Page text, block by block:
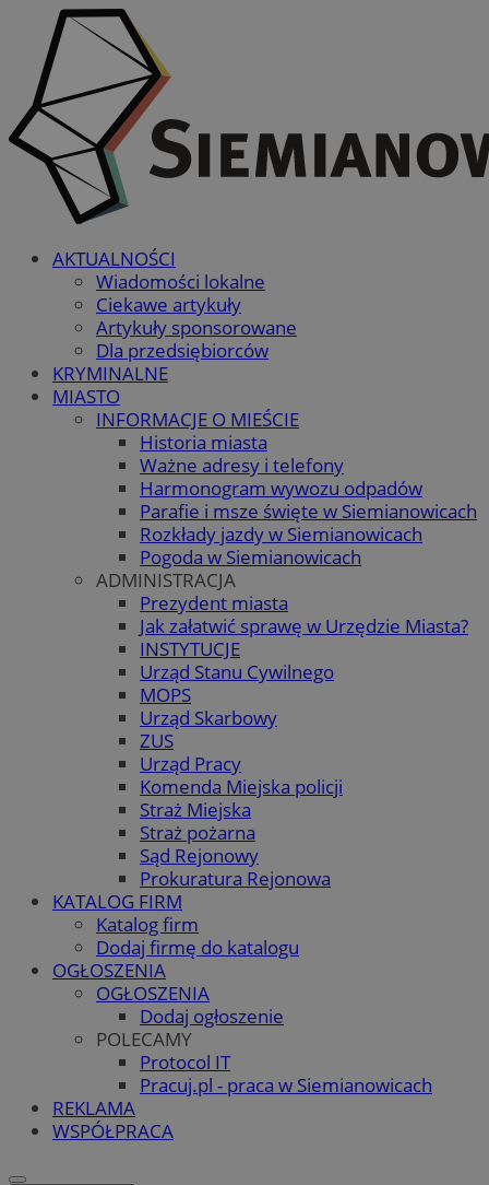
AKTUALNOŚCI
Wiadomości lokalne
Ciekawe artykuły
Artykuły sponsorowane
Dla przedsiębiorców
KRYMINALNE
MIASTO
INFORMACJE O MIEŚCIE
Historia miasta
Ważne adresy i telefony
Harmonogram wywozu odpadów
Parafie i msze święte w Siemianowicach
Rozkłady jazdy w Siemianowicach
Pogoda w Siemianowicach
ADMINISTRACJA
Prezydent miasta
Jak załatwić sprawę w Urzędzie Miasta?
INSTYTUCJE
Urząd Stanu Cywilnego
MOPS
Urząd Skarbowy
ZUS
Urząd Pracy
Komenda Miejska policji
Straż Miejska
Straż pożarna
Sąd Rejonowy
Prokuratura Rejonowa
KATALOG FIRM
Katalog firm
Dodaj firmę do katalogu
OGŁOSZENIA
OGŁOSZENIA
Dodaj ogłoszenie
POLECAMY
Protocol IT
Pracuj.pl - praca w Siemianowicach
REKLAMA
WSPÓŁPRACA